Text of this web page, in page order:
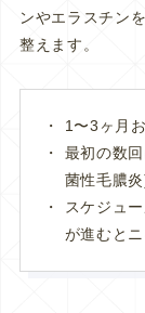
ンやエラスチン
整えます。
1〜3ヶ月
最初の数
菌性毛膿
スケジュ
が進むと